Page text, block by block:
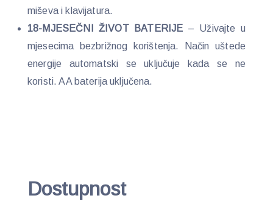
miševa i klavijatura.
18-MJESEČNI ŽIVOT BATERIJE – Uživajte u
mjesecima bezbrižnog korištenja. Način uštede
energije automatski se uključuje kada se ne
koristi. AA baterija uključena.
Dostupnost